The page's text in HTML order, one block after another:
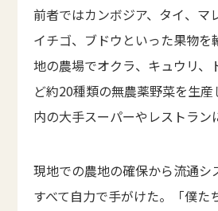
前者ではカンボジア、タイ、マ
イチゴ、ブドウといった果物を
地の農場でオクラ、キュウリ、
ど約20種類の無農薬野菜を生
内の大手スーパーやレストラン
現地での農地の確保から流通シ
すべて自力で手がけた。「僕た